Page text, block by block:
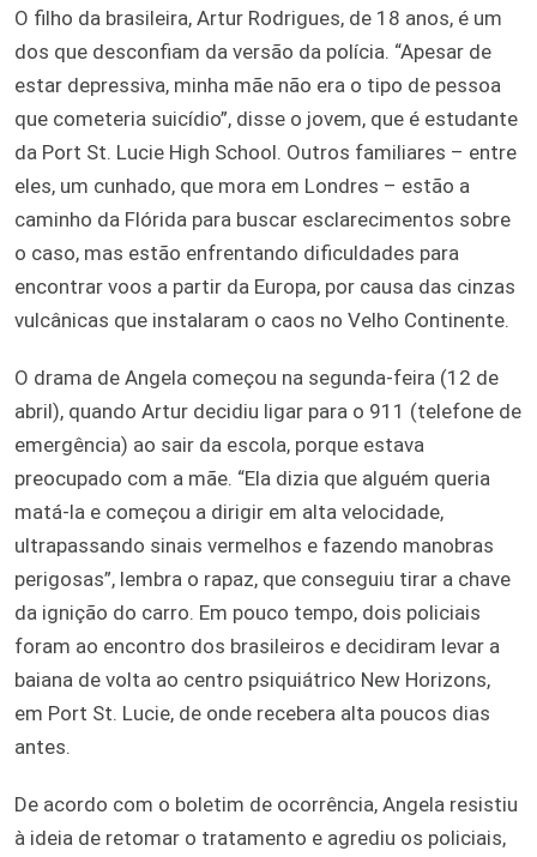
O filho da brasileira, Artur Rodrigues, de 18 anos, é um
dos que desconfiam da versão da polícia. “Apesar de
estar depressiva, minha mãe não era o tipo de pessoa
que cometeria suicídio”, disse o jovem, que é estudante
da Port St. Lucie High School. Outros familiares – entre
eles, um cunhado, que mora em Londres – estão a
caminho da Flórida para buscar esclarecimentos sobre
o caso, mas estão enfrentando dificuldades para
encontrar voos a partir da Europa, por causa das cinzas
vulcânicas que instalaram o caos no Velho Continente.
O drama de Angela começou na segunda-feira (12 de
abril), quando Artur decidiu ligar para o 911 (telefone de
emergência) ao sair da escola, porque estava
preocupado com a mãe. “Ela dizia que alguém queria
matá-la e começou a dirigir em alta velocidade,
ultrapassando sinais vermelhos e fazendo manobras
perigosas”, lembra o rapaz, que conseguiu tirar a chave
da ignição do carro. Em pouco tempo, dois policiais
foram ao encontro dos brasileiros e decidiram levar a
baiana de volta ao centro psiquiátrico New Horizons,
em Port St. Lucie, de onde recebera alta poucos dias
antes.
De acordo com o boletim de ocorrência, Angela resistiu
à ideia de retomar o tratamento e agrediu os policiais,